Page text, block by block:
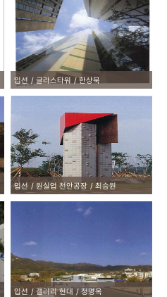
입선 글라스타워 한상묵
입선 원실업 천안공장 최승원
입선 갤러리 현대 정명옥